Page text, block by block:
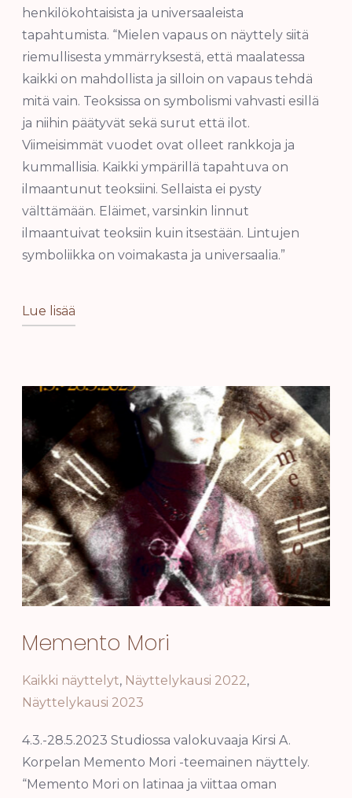
henkilökohtaisista ja universaaleista
tapahtumista. “Mielen vapaus on näyttely siitä
riemullisesta ymmärryksestä, että maalatessa
kaikki on mahdollista ja silloin on vapaus tehdä
mitä vain. Teoksissa on symbolismi vahvasti esillä
ja niihin päätyvät sekä surut että ilot.
Viimeisimmät vuodet ovat olleet rankkoja ja
kummallisia. Kaikki ympärillä tapahtuva on
ilmaantunut teoksiini. Sellaista ei pysty
välttämään. Eläimet, varsinkin linnut
ilmaantuivat teoksiin kuin itsestään. Lintujen
symboliikka on voimakasta ja universaalia.”
Lue lisää
Memento Mori
Kaikki näyttelyt, Näyttelykausi 2022,
Näyttelykausi 2023
4.3.-28.5.2023 Studiossa valokuvaaja Kirsi A.
Korpelan Memento Mori -teemainen näyttely.
“Memento Mori on latinaa ja viittaa oman